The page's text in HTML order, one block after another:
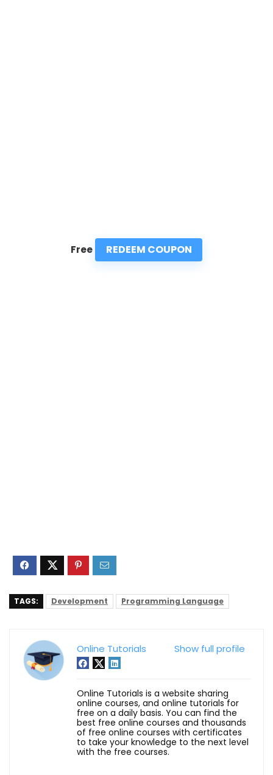
Free REDEEM COUPON
TAGS: Development Programming Language
Show full profile
Online Tutorials
Online Tutorials is a website sharing
online courses, and online tutorials for
free on a daily basis. You can find the
best free online courses and thousands
of free online courses with certificates
to take your knowledge to the next level
with the free courses.